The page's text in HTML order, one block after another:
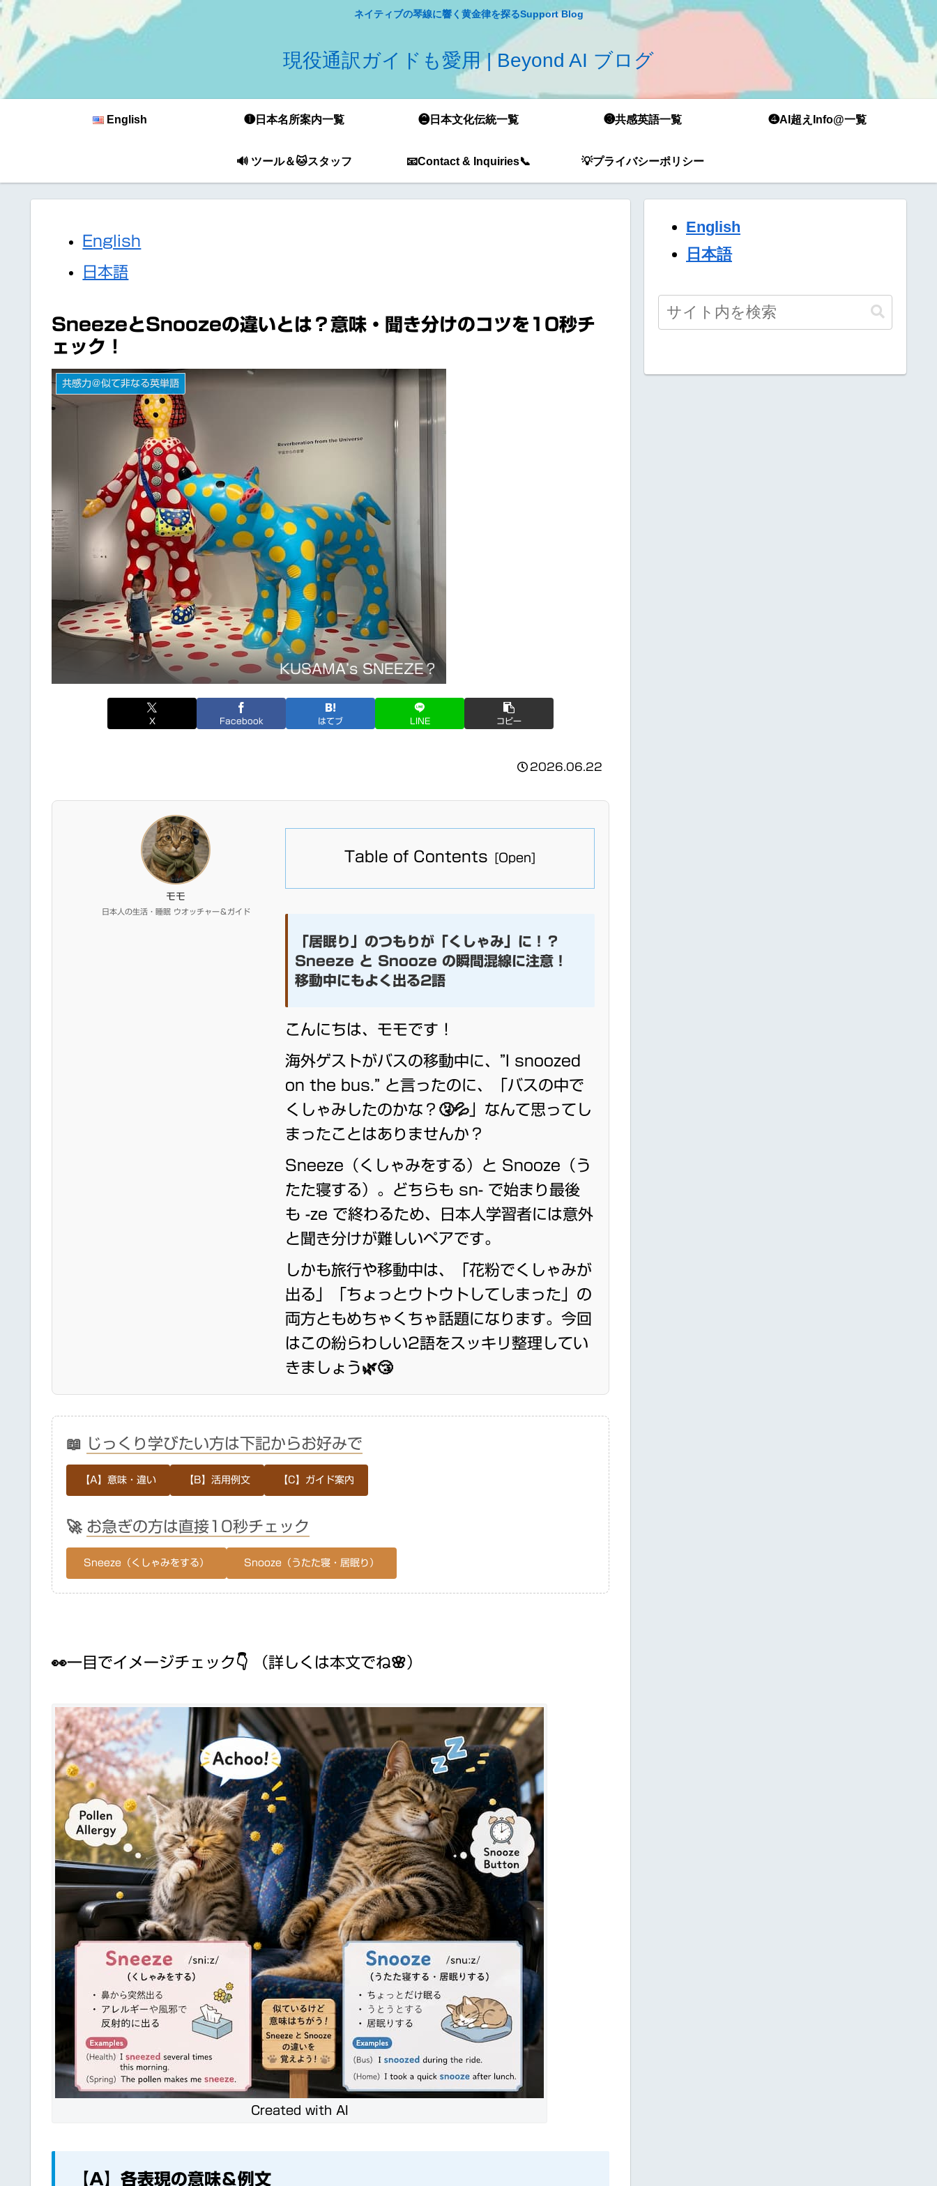
ネイティブの琴線に響く黄金律を探るSupport Blog
現役通訳ガイドも愛用 | Beyond AI ブログ
English ❶日本名所案内一覧 ❷日本文化伝統一覧 ❸共感英語一覧 ❹AI超えInfo@一覧
🔊 ツール＆🐱スタッフ 📧Contact & Inquiries📞 💡プライバシーポリシー
English
日本語
SneezeとSnoozeの違いとは？意味・聞き分けのコツを10秒チ
ェック！
共感力＠似て非なる英単語
KUSAMA’s SNEEZE？
X Facebook はてブ LINE コピー
2026.06.22
モモ
日本人の生活・睡眠 ウオッチャー＆ガイド
Table of Contents
「居眠り」のつもりが「くしゃみ」に！？
Sneeze と Snooze の瞬間混線に注意！
移動中にもよく出る2語
こんにちは、モモです！
海外ゲストがバスの移動中に、”I snoozed
on the bus.” と言ったのに、「バスの中で
くしゃみしたのかな？🤧💦」なんて思ってし
まったことはありませんか？
Sneeze（くしゃみをする）と Snooze（う
たた寝する）。どちらも sn- で始まり最後
も -ze で終わるため、日本人学習者には意外
と聞き分けが難しいペアです。
しかも旅行や移動中は、「花粉でくしゃみが
出る」「ちょっとウトウトしてしまった」の
両方ともめちゃくちゃ話題になります。今回
はこの紛らわしい2語をスッキリ整理してい
きましょう🌿😴
📖 じっくり学びたい方は下記からお好みで
【A】意味・違い 【B】活用例文 【C】ガイド案内
🚀 お急ぎの方は直接10秒チェック
Sneeze（くしゃみをする） Snooze（うたた寝・居眠り）
👀一目でイメージチェック👇 （詳しくは本文でね🌸）
Created with AI
【A】各表現の意味＆例文
English
日本語